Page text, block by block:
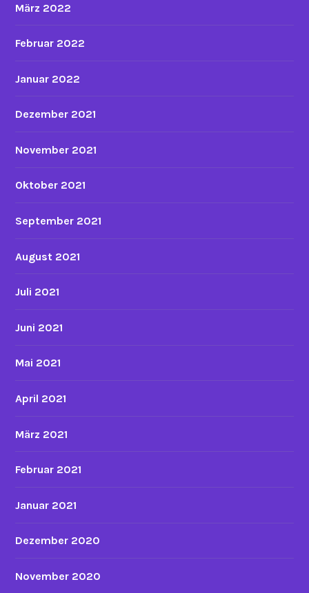
März 2022
Februar 2022
Januar 2022
Dezember 2021
November 2021
Oktober 2021
September 2021
August 2021
Juli 2021
Juni 2021
Mai 2021
April 2021
März 2021
Februar 2021
Januar 2021
Dezember 2020
November 2020